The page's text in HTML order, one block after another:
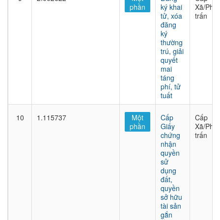
phần
ký khai
tử, xóa
đăng
ký
thường
trú, giải
quyết
mai
táng
phí, tử
tuất
Xã/
trấn
10 1.115737
Một
phần
Cấp
Giấy
chứng
nhận
quyền
sử
dụng
đất,
quyền
sở hữu
tài sản
gắn
Cấp
Xã/
trấn